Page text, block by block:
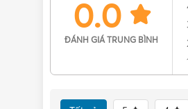
0.0
ĐÁNH GIÁ TRUNG BÌNH
1